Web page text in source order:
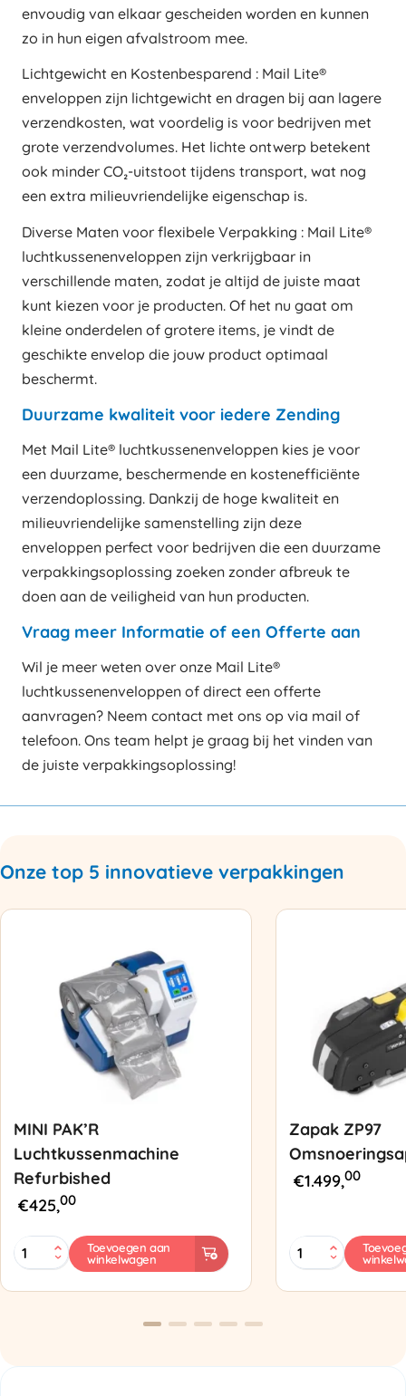
envoudig van elkaar gescheiden worden en kunnen
zo in hun eigen afvalstroom mee.
Lichtgewicht en Kostenbesparend : Mail Lite®
enveloppen zijn lichtgewicht en dragen bij aan lagere
verzendkosten, wat voordelig is voor bedrijven met
grote verzendvolumes. Het lichte ontwerp betekent
ook minder CO₂-uitstoot tijdens transport, wat nog
een extra milieuvriendelijke eigenschap is.
Diverse Maten voor flexibele Verpakking : Mail Lite®
luchtkussenenveloppen zijn verkrijgbaar in
verschillende maten, zodat je altijd de juiste maat
kunt kiezen voor je producten. Of het nu gaat om
kleine onderdelen of grotere items, je vindt de
geschikte envelop die jouw product optimaal
beschermt.
Duurzame kwaliteit voor iedere Zending
Met Mail Lite® luchtkussenenveloppen kies je voor
een duurzame, beschermende en kostenefficiënte
verzendoplossing. Dankzij de hoge kwaliteit en
milieuvriendelijke samenstelling zijn deze
enveloppen perfect voor bedrijven die een duurzame
verpakkingsoplossing zoeken zonder afbreuk te
doen aan de veiligheid van hun producten.
Vraag meer Informatie of een Offerte aan
Wil je meer weten over onze Mail Lite®
luchtkussenenveloppen of direct een offerte
aanvragen? Neem contact met ons op via mail of
telefoon. Ons team helpt je graag bij het vinden van
de juiste verpakkingsoplossing!
Onze top 5 innovatieve verpakkingen
MINI PAK’R
Luchtkussenmachine
Refurbished
€425,00
MINI
PAK'R
Refurbished
Toevoegen aan
winkelwagen
Zapak ZP97
€1.499,00
Zapak
ZP97
aantal